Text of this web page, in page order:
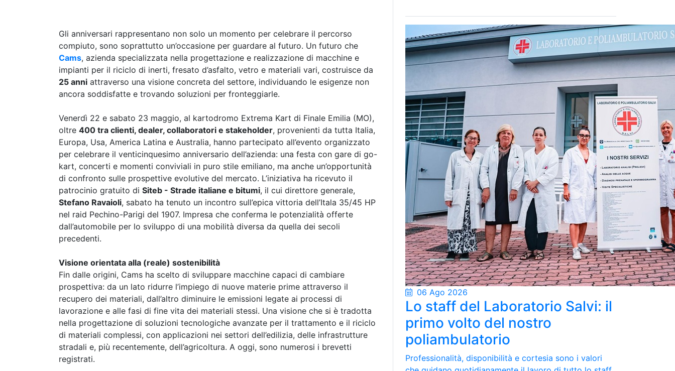
Gli anniversari rappresentano non solo un momento per celebrare il percorso
compiuto, sono soprattutto un’occasione per guardare al futuro. Un futuro che
Cams, azienda specializzata nella progettazione e realizzazione di macchine e
impianti per il riciclo di inerti, fresato d’asfalto, vetro e materiali vari, costruisce da
25 anni attraverso una visione concreta del settore, individuando le esigenze non
ancora soddisfatte e trovando soluzioni per fronteggiarle.
Venerdì 22 e sabato 23 maggio, al kartodromo Extrema Kart di Finale Emilia (MO),
oltre 400 tra clienti, dealer, collaboratori e stakeholder, provenienti da tutta Italia,
Europa, Usa, America Latina e Australia, hanno partecipato all’evento organizzato
per celebrare il venticinquesimo anniversario dell’azienda: una festa con gare di go-
kart, concerti e momenti conviviali in puro stile emiliano, ma anche un’opportunità
di confronto sulle prospettive evolutive del mercato. L’iniziativa ha ricevuto il
patrocinio gratuito di Siteb - Strade italiane e bitumi, il cui direttore generale,
Stefano Ravaioli, sabato ha tenuto un incontro sull’epica vittoria dell’Itala 35/45 HP
nel raid Pechino-Parigi del 1907. Impresa che conferma le potenzialità offerte
dall’automobile per lo sviluppo di una mobilità diversa da quella dei secoli
precedenti.
Visione orientata alla (reale) sostenibilità
Fin dalle origini, Cams ha scelto di sviluppare macchine capaci di cambiare
prospettiva: da un lato ridurre l’impiego di nuove materie prime attraverso il
recupero dei materiali, dall’altro diminuire le emissioni legate ai processi di
lavorazione e alle fasi di fine vita dei materiali stessi. Una visione che si è tradotta
nella progettazione di soluzioni tecnologiche avanzate per il trattamento e il riciclo
di materiali complessi, con applicazioni nei settori dell’edilizia, delle infrastrutture
stradali e, più recentemente, dell’agricoltura. A oggi, sono numerosi i brevetti
registrati.
06 Ago 2026
Lo staff del Laboratorio Salvi: il
primo volto del nostro
poliambulatorio
Professionalità, disponibilità e cortesia sono i valori